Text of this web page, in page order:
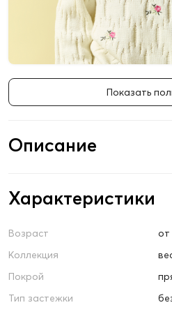
Показать
Описание
Характеристики
Возраст
от
Коллекция
Покрой
Тип застежки